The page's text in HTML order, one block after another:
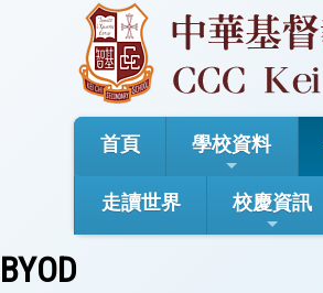
首頁 學校資料
走讀世界 校慶資訊
BYOD